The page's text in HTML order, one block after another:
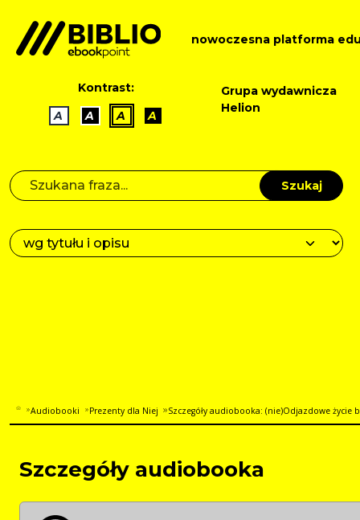
nowoczesna platforma
Kontrast:
A
A A A
Grupa wydawnicza
Helion
Szukaj
Audiobooki Prezenty dla Niej Szczegóły audiobooka: (nie)Odjazdowe życie
Szczegóły audiobooka